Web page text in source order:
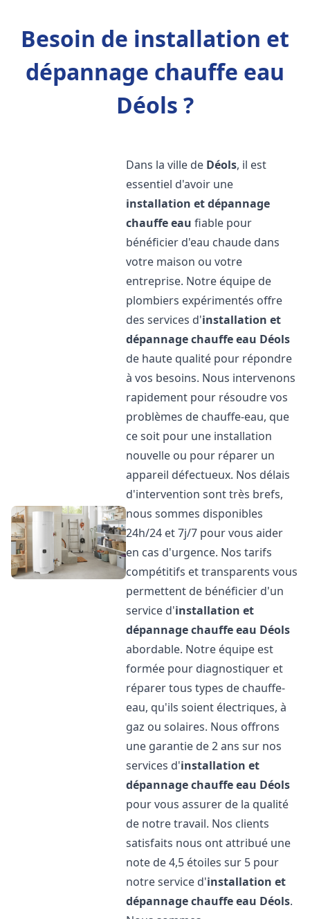
Besoin de installation et
dépannage chauffe eau
Déols ?
Dans la ville de Déols, il est
essentiel d'avoir une
installation et dépannage
chauffe eau fiable pour
bénéficier d'eau chaude dans
votre maison ou votre
entreprise. Notre équipe de
plombiers expérimentés offre
des services d'installation et
dépannage chauffe eau Déols
de haute qualité pour répondre
à vos besoins. Nous intervenons
rapidement pour résoudre vos
problèmes de chauffe-eau, que
ce soit pour une installation
nouvelle ou pour réparer un
appareil défectueux. Nos délais
d'intervention sont très brefs,
nous sommes disponibles
24h/24 et 7j/7 pour vous aider
en cas d'urgence. Nos tarifs
compétitifs et transparents vous
permettent de bénéficier d'un
service d'installation et
dépannage chauffe eau Déols
abordable. Notre équipe est
formée pour diagnostiquer et
réparer tous types de chauffe-
eau, qu'ils soient électriques, à
gaz ou solaires. Nous offrons
une garantie de 2 ans sur nos
services d'installation et
dépannage chauffe eau Déols
pour vous assurer de la qualité
de notre travail. Nos clients
satisfaits nous ont attribué une
note de 4,5 étoiles sur 5 pour
notre service d'installation et
dépannage chauffe eau Déols.